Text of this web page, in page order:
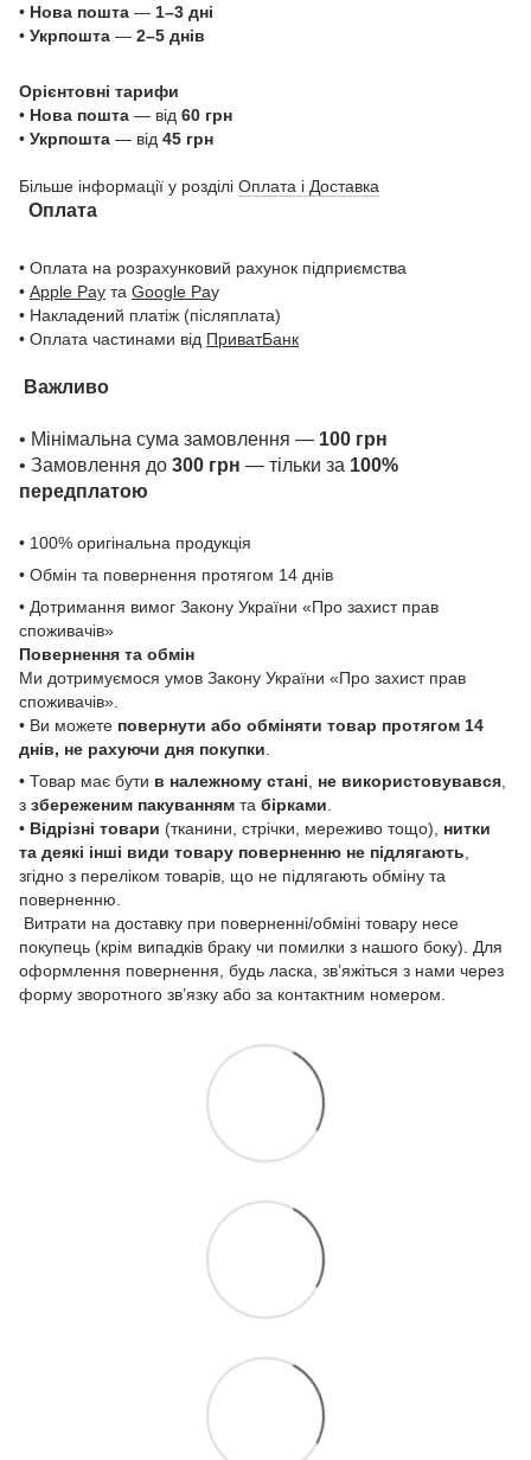
• Нова пошта — 1–3 дні
• Укрпошта — 2–5 днів
Орієнтовні тарифи
• Нова пошта — від 60 грн
• Укрпошта — від 45 грн
Більше інформації у розділі Оплата і Доставка
Оплата
• Оплата на розрахунковий рахунок підприємства
• Apple Pay та Google Pay
• Накладений платіж (післяплата)
• Оплата частинами від ПриватБанк
Важливо
• Мінімальна сума замовлення — 100 грн
• Замовлення до 300 грн — тільки за 100%
передплатою
• 100% оригінальна продукція
• Обмін та повернення протягом 14 днів
• Дотримання вимог Закону України «Про захист прав
споживачів»
Повернення та обмін
Ми дотримуємося умов Закону України «Про захист прав
споживачів».
• Ви можете повернути або обміняти товар протягом 14
днів, не рахуючи дня покупки
• Товар має бути в належному стані не використовувався
з збереженим пакуванням та бірками
• Відрізні товари (тканини, стрічки, мереживо тощо), нитки
та деякі інші види товару поверненню не підлягають
згідно з переліком товарів, що не підлягають обміну та
поверненню.
Витрати на доставку при поверненні/обміні товару несе
покупець (крім випадків браку чи помилки з нашого боку). Для
оформлення повернення, будь ласка, зв’яжіться з нами через
форму зворотного зв’язку або за контактним номером.